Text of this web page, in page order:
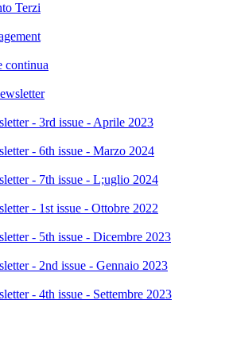
Terzi
continua
- 3rd issue - Aprile 2023
- 6th issue - Marzo 2024
- 7th issue - L;uglio 2024
- 1st issue - Ottobre 2022
- 5th issue - Dicembre 2023
- 2nd issue - Gennaio 2023
- 4th issue - Settembre 2023